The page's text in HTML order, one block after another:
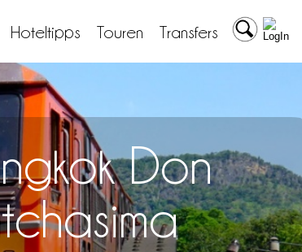
Transfers
Touren
Hoteltipps
Don